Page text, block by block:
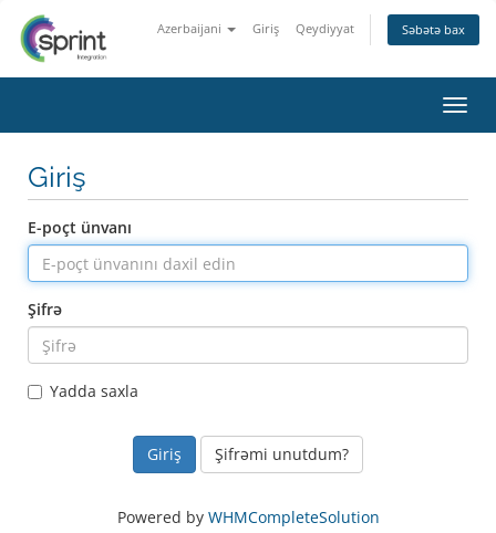
Azerbaijani Giriş Qeydiyyat Səbətə bax
Giriş
E-poçt ünvanı
Şifrə
Yadda saxla
Şifrəmi unutdum?
Powered by WHMCompleteSolution